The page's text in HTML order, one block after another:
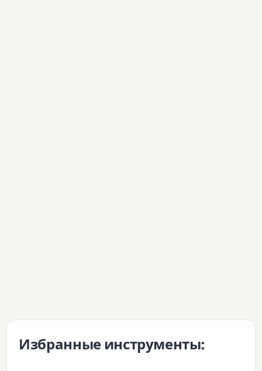
Избранные инструменты: